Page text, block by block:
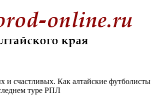
и счастливых. Как алтайские футболисты
туре РПЛ